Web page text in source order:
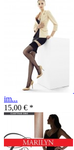
im...
15,00 € *